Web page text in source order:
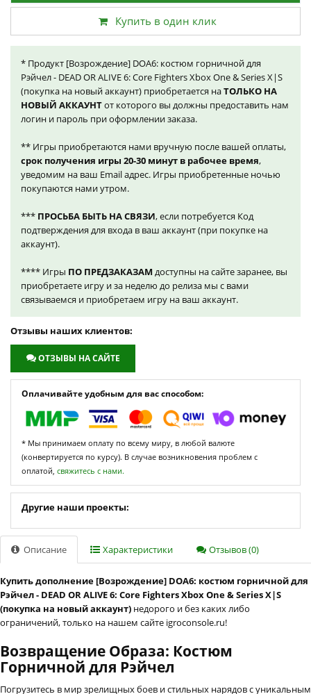
Купить в один клик
* Продукт [Возрождение] DOA6: костюм горничной для
Рэйчел - DEAD OR ALIVE 6: Core Fighters Xbox One & Series X|S
(покупка на новый аккаунт) приобретается наТОЛЬКО НА
НОВЫЙ АККАУНТот которого вы должны предоставить нам
логин и пароль при оформлении заказа.
** Игры приобретаются нами вручную после вашей оплаты,
срок получения игры 20-30 минут в рабочее время,
уведомим на ваш Email адрес. Игры приобретенные ночью
покупаются нами утром.
*** ПРОСЬБА БЫТЬ НА СВЯЗИ, если потребуется Код
подтверждения для входа в ваш аккаунт (при покупке на
аккаунт).
**** Игры ПО ПРЕДЗАКАЗАМ доступны на сайте заранее, вы
приобретаете игру и за неделю до релиза мы с вами
связываемся и приобретаем игру на ваш аккаунт.
Отзывы наших клиентов:
ОТЗЫВЫ НА САЙТЕ
Оплачивайте удобным для вас способом:
* Мы принимаем оплату по всему миру, в любой валюте
(конвертируется по курсу). В случае возникновения проблем с
оплатой, свяжитесь с нами.
Другие наши проекты:
Описание Характеристики Отзывов (0)
Купить дополнение [Возрождение] DOA6: костюм горничной для
Рэйчел - DEAD OR ALIVE 6: Core Fighters Xbox One & Series X|S
(покупка на новый аккаунт) недорого и без каких либо
ограничений, только на нашем сайте igroconsole.ru!
Возвращение Образа: Костюм
Горничной для Рэйчел
Погрузитесь в мир зрелищных боев и стильных нарядов с уникальным